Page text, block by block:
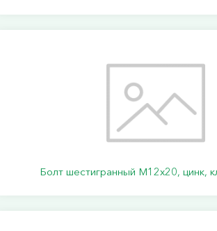
Болт шестигранный М12х20, цинк,